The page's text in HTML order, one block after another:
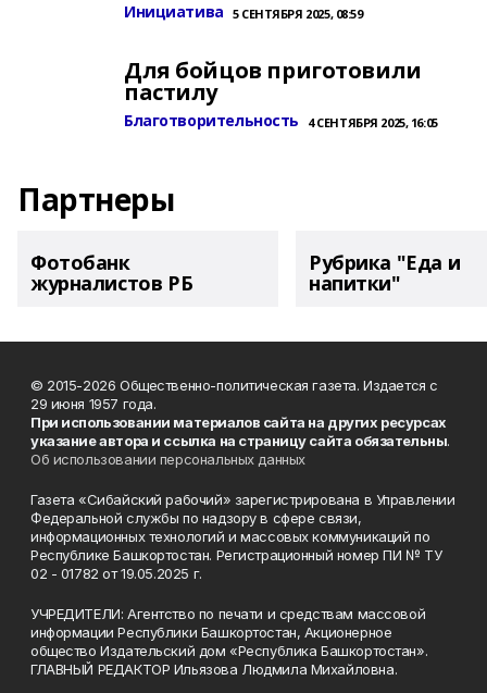
Инициатива 5 СЕНТЯБРЯ 2025, 08:59
Для бойцов приготовили
пастилу
Благотворительность 4 СЕНТЯБРЯ 2025, 16:05
Партнеры
Фотобанк
журналистов РБ
Рубрика "Еда и
напитки"
© 2015-2026 Общественно-политическая газета. Издается с
29 июня 1957 года.
При использовании материалов сайта на других ресурсах
указание автора и ссылка на страницу сайта обязательны.
Об использовании персональных данных
Газета «Сибайский рабочий» зарегистрирована в Управлении
Федеральной службы по надзору в сфере связи,
информационных технологий и массовых коммуникаций по
Республике Башкортостан. Регистрационный номер ПИ № ТУ
02 - 01782 от 19.05.2025 г.
УЧРЕДИТЕЛИ: Агентство по печати и средствам массовой
информации Республики Башкортостан, Акционерное
общество Издательский дом «Республика Башкортостан».
ГЛАВНЫЙ РЕДАКТОР Ильязова Людмила Михайловна.